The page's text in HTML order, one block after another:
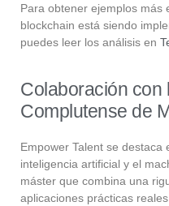
Para obtener ejemplos más
blockchain está siendo
puedes leer los análisis en
Colaboración con
Complutense de
Empower Talent se
inteligencia artificial y el
máster que combina una
aplicaciones prácticas reales.